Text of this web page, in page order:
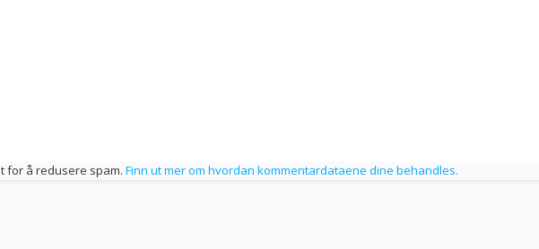
for å redusere spam. Finn ut mer om hvordan kommentardataene dine behandles.